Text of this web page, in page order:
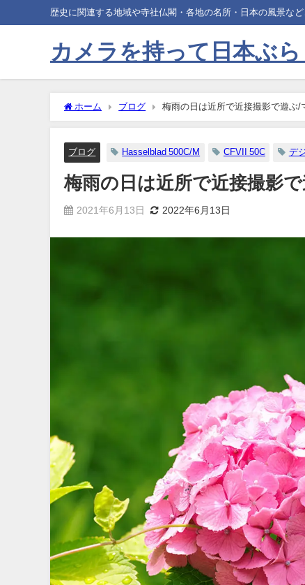
歴史に関連する地域や寺社仏閣・各地の名所・日本の風景な
カメラを持って日本ぶ
ホーム ブログ 梅雨の日は近所で近接撮影で遊ぶ/
ブログ Hasselblad 500C/M CFVII 50C デ
梅雨の日は近所で近接撮影
2021年6月13日 2022年6月13日